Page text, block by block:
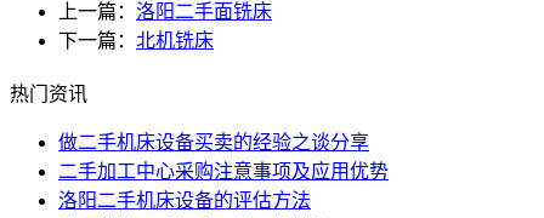
上一篇： 洛阳二手面铣床
下一篇： 北机铣床
热门资讯
做二手机床设备买卖的经验之谈分享
二手加工中心采购注意事项及应用优势
洛阳二手机床设备的评估方法